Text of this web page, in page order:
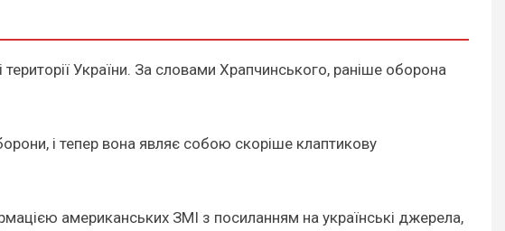
України. За словами Храпчинського, раніше оборона
і тепер вона являє собою скоріше клаптикову
американських ЗМІ з посиланням на українські джерела,